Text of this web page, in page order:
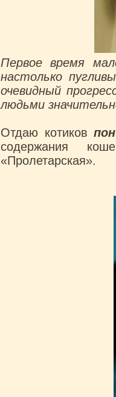
Первое время
настолько
очевидный
людьми
Отдаю котиков
содержания
«Пролетарская».